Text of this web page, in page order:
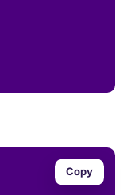
Copy